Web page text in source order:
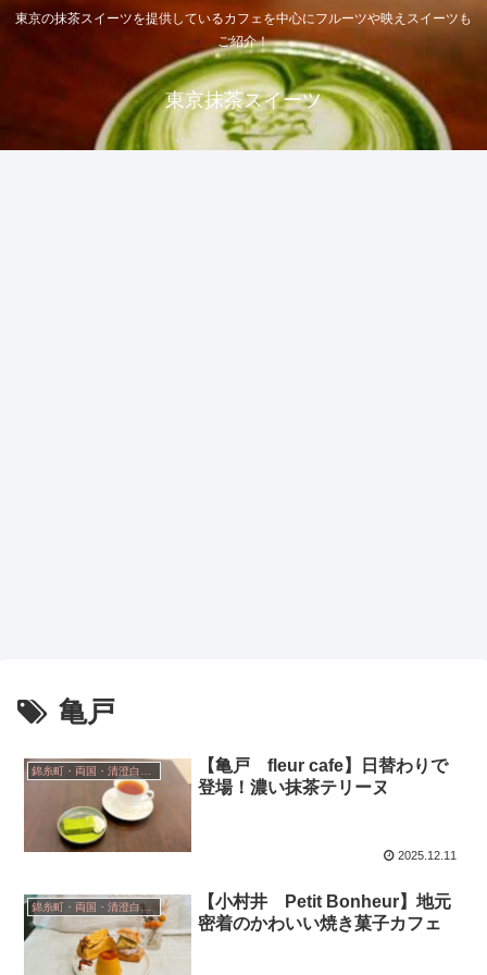
東京の抹茶スイーツを提供しているカフェを中心にフルーツや映えスイーツも
ご紹介！
東京抹茶スイーツ
亀戸
【亀戸 fleur cafe】日替わりで
登場！濃い抹茶テリーヌ
2025.12.11
錦糸町・両国・清澄白河・小岩
【小村井 Petit Bonheur】地元
密着のかわいい焼き菓子カフェ